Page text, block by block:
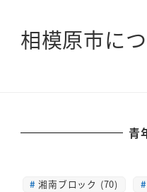
相模原市に
青
湘南ブロック (70)